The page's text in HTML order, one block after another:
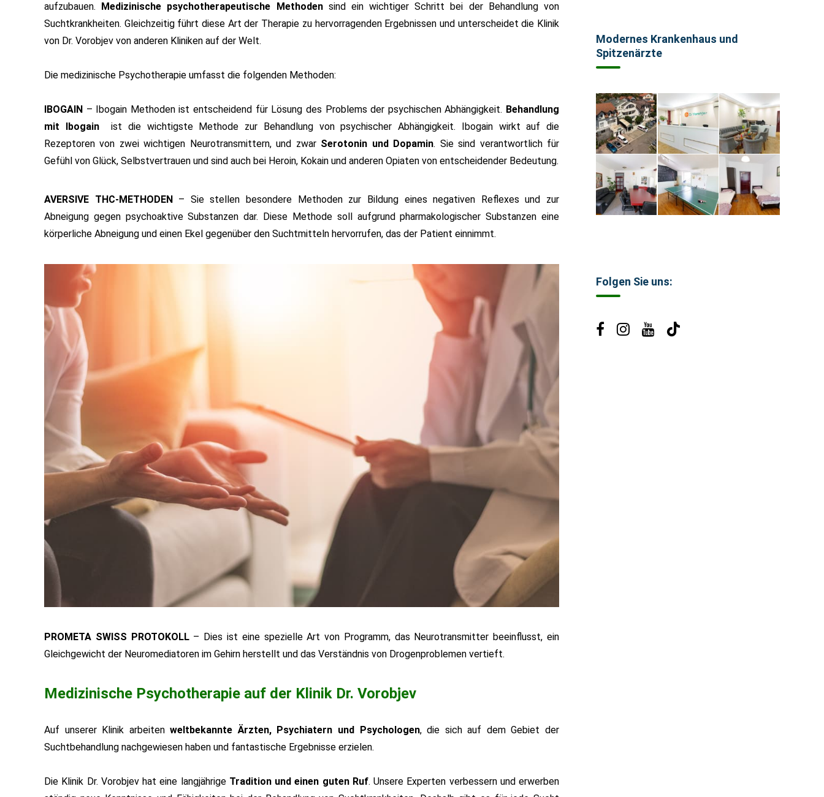
aufzubauen. Medizinische psychotherapeutische Methodensind ein wichtiger Schritt bei der Behandlung von
Suchtkrankheiten. Gleichzeitig führt diese Art der Therapie zu hervorragenden Ergebnissen und unterscheidet die Klinik
von Dr. Vorobjev von anderen Kliniken auf der Welt.
Die medizinische Psychotherapie umfasst die folgenden Methoden:
IBOGAIN – Ibogain Methoden ist entscheidend für Lösung des Problems der psychischen Abhängigkeit. Behandlung
mit Ibogain
ist die wichtigste Methode zur Behandlung von psychischer Abhängigkeit. Ibogain wirkt auf die
Rezeptoren von zwei wichtigen Neurotransmittern, und zwar Serotonin und Dopamin. Sie sind verantwortlich für
Gefühl von Glück, Selbstvertrauen und sind auch bei Heroin, Kokain und anderen Opiaten von entscheidender Bedeutung.
AVERSIVE THC-METHODEN– Sie stellen besondere Methoden zur Bildung eines negativen Reflexes und zur
Abneigung gegen psychoaktive Substanzen dar. Diese Methode soll aufgrund pharmakologischer Substanzen eine
körperliche Abneigung und einen Ekel gegenüber den Suchtmitteln hervorrufen, das der Patient einnimmt.
PROMETA SWISS PROTOKOLL– Dies ist eine spezielle Art von Programm, das Neurotransmitter beeinflusst, ein
Gleichgewicht der Neuromediatoren im Gehirn herstellt und das Verständnis von Drogenproblemen vertieft.
Medizinische Psychotherapie auf der Klinik Dr. Vorobjev
Auf unserer Klinik arbeitenweltbekannte Ärzten, Psychiatern und Psychologen, die sich auf dem Gebiet der
Suchtbehandlung nachgewiesen haben und fantastische Ergebnisse erzielen.
Die Klinik Dr. Vorobjev hat eine langjährige Tradition und einen guten Ruf. Unsere Experten verbessern und erwerben
Modernes Krankenhaus und
Spitzenärzte
Folgen Sie uns: